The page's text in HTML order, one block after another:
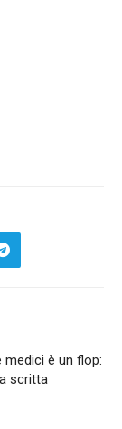
è un flop:
scritta